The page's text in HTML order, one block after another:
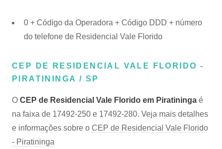
0 + Código da Operadora + Código DDD + número
do telefone de Residencial Vale Florido
CEP DE RESIDENCIAL VALE FLORIDO -
PIRATININGA / SP
O CEP de Residencial Vale Florido em Piratininga é
na faixa de 17492-250 e 17492-280. Veja mais detalhes
e informações sobre o CEP de Residencial Vale Florido
- Piratininga